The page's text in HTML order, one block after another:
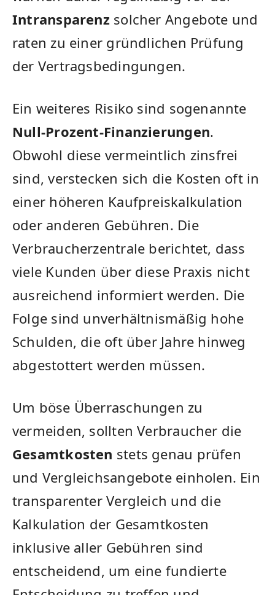
Intransparenz solcher Angebote und
raten zu einer gründlichen Prüfung
der Vertragsbedingungen.
Ein weiteres Risiko sind sogenannte
Null-Prozent-Finanzierungen.
Obwohl diese vermeintlich zinsfrei
sind, verstecken sich die Kosten oft in
einer höheren Kaufpreiskalkulation
oder anderen Gebühren. Die
Verbraucherzentrale berichtet, dass
viele Kunden über diese Praxis nicht
ausreichend informiert werden. Die
Folge sind unverhältnismäßig hohe
Schulden, die oft über Jahre hinweg
abgestottert werden müssen.
Um böse Überraschungen zu
vermeiden, sollten Verbraucher die
Gesamtkosten stets genau prüfen
und Vergleichsangebote einholen. Ein
transparenter Vergleich und die
Kalkulation der Gesamtkosten
inklusive aller Gebühren sind
entscheidend, um eine fundierte